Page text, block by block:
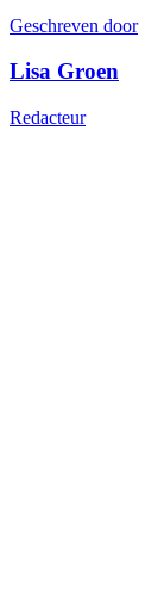
Geschreven door
Lisa Groen
Redacteur